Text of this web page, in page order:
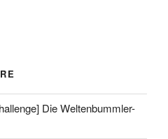
Die Weltenbummler-